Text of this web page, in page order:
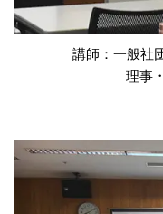
講師：一般社
理事